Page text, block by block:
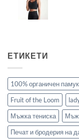
ЕТИКЕТИ
100% органичен памук
Fruit of the Loom
Мъжка тениска
Печат и бродерия на